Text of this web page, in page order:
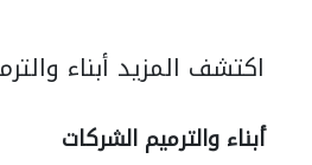
اكتشف المزيد أبناء
أبناء والترميم الشركات